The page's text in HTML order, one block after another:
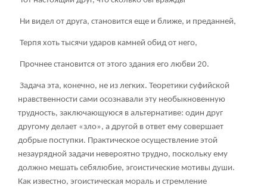
Ни видел от друга, становится еще и ближе, и преданней,
Терпя хоть тысячи ударов камней обид от него,
Прочнее становится от этого здания его любви 20.
Задача эта, конечно, не из легких. Теоретики суфийской
нравственности сами осознавали эту необыкновенную
трудность, заключающуюся в альтернативе: один друг
другому делает «зло», а другой в ответ ему совершает
добрые поступки. Практическое осуществление этой
незаурядной задачи невероятно трудно, поскольку ему
должно мешать себялюбие, эгоистические мотивы души.
Как известно, эгоистическая мораль и стремление